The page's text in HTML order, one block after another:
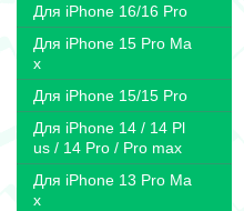
Для iPhone 16/16 Pro
Для iPhone 15 Pro Ma
x
Для iPhone 15/15 Pro
Для iPhone 14 / 14 Pl
us / 14 Pro / Pro max
Для iPhone 13 Pro Ma
x